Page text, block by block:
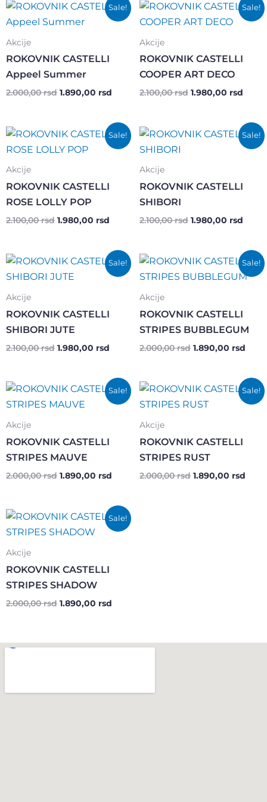
Sale!
Akcije
ROKOVNIK CASTELLI
Appeel Summer
2.000,00rsd
Оригинална
је
1.890,00 rsd
Тренутна
цена
је:
Sale!
Akcije
ROKOVNIK CASTELLI
COOPER ART DECO
2.100,00rsd
Оригинална
је
1.980,00 rsd
цена
је:
Sale!
Akcije
ROKOVNIK CASTELLI
ROSE LOLLY POP
2.100,00rsd
Оригинална
је
1.980,00 rsd
Тренутна
цена
је:
Sale!
Akcije
ROKOVNIK CASTELLI
SHIBORI
2.100,00rsd
Оригинална
1.980,00 rsd
цена
је:
Sale!
Akcije
ROKOVNIK CASTELLI
SHIBORI JUTE
2.100,00rsd
Оригинална
је
1.980,00 rsd
Тренутна
цена
је:
Sale!
Akcije
ROKOVNIK CASTELLI
STRIPES BUBBLEGUM
2.000,00rsd
Оригинална
је
1.890,00 rsd
цена
је:
Sale!
Akcije
ROKOVNIK CASTELLI
STRIPES MAUVE
2.000,00rsd
Оригинална
је
1.890,00 rsd
Тренутна
цена
је:
Sale!
Akcije
ROKOVNIK CASTELLI
STRIPES RUST
2.000,00rsd
Оригинална
је
1.890,00 rsd
цена
је:
Sale!
Akcije
ROKOVNIK CASTELLI
STRIPES SHADOW
2.000,00rsd
Оригинална
је
1.890,00 rsd
Тренутна
цена
је: